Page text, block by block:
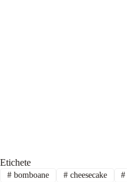
Etichete
#bomboane #cheesecake #